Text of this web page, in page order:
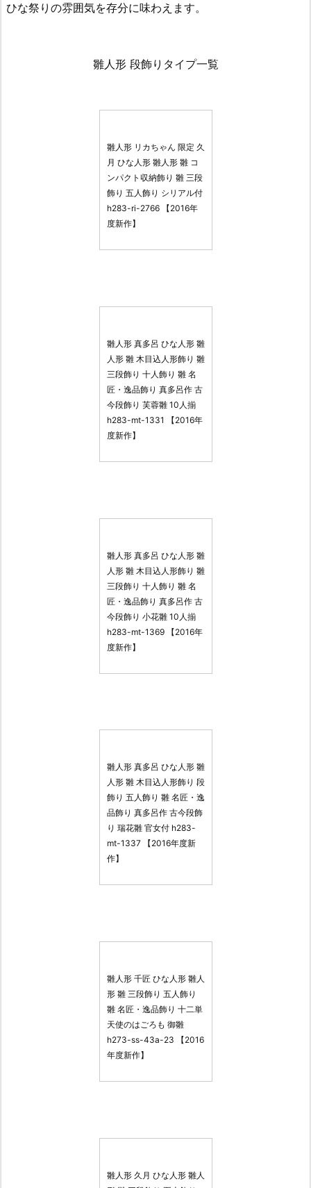
ひな祭りの雰囲気を存分に味わえます。
雛人形 段飾りタイプ一覧
雛人形 リカちゃん 限定 久
月 ひな人形 雛人形 雛 コ
ンパクト収納飾り 雛 三段
飾り 五人飾り シリアル付
h283-ri-2766 【2016年
度新作】
雛人形 真多呂 ひな人形 雛
人形 雛 木目込人形飾り 雛
三段飾り 十人飾り 雛 名
匠・逸品飾り 真多呂作 古
今段飾り 芙蓉雛 10人揃
h283-mt-1331 【2016年
度新作】
雛人形 真多呂 ひな人形 雛
人形 雛 木目込人形飾り 雛
三段飾り 十人飾り 雛 名
匠・逸品飾り 真多呂作 古
今段飾り 小花雛 10人揃
h283-mt-1369 【2016年
度新作】
雛人形 真多呂 ひな人形 雛
人形 雛 木目込人形飾り 段
飾り 五人飾り 雛 名匠・逸
品飾り 真多呂作 古今段飾
り 瑞花雛 官女付 h283-
mt-1337 【2016年度新
作】
雛人形 千匠 ひな人形 雛人
形 雛 三段飾り 五人飾り
雛 名匠・逸品飾り 十二単
天使のはごろも 御雛
h273-ss-43a-23 【2016
年度新作】
雛人形 久月 ひな人形 雛人